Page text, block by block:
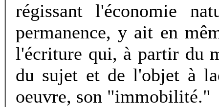
régissant l'économie
permanence, y ait en
l'écriture qui, à partir du
du sujet et de l'objet à
oeuvre, son "immobilité."